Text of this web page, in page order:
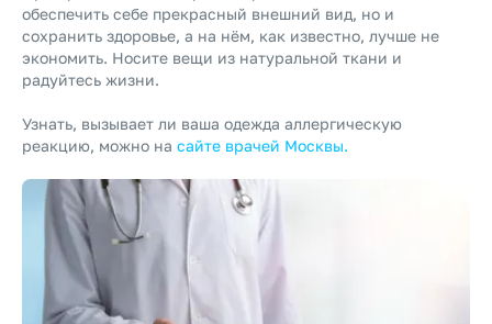
обеспечить себе прекрасный внешний вид, но и
сохранить здоровье, а на нём, как известно, лучше не
экономить. Носите вещи из натуральной ткани и
радуйтесь жизни.
Узнать, вызывает ли ваша одежда аллергическую
реакцию, можно на сайте врачей Москвы.